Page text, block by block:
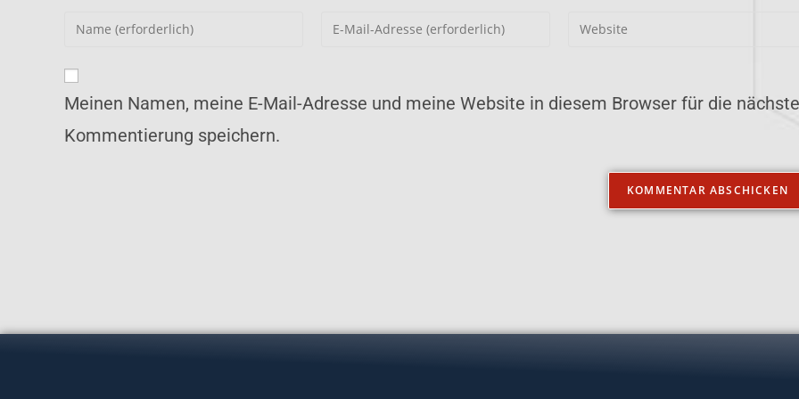
Meinen Namen, meine E-Mail-Adresse und meine Website in diesem Browser für die nächste
Kommentierung speichern.